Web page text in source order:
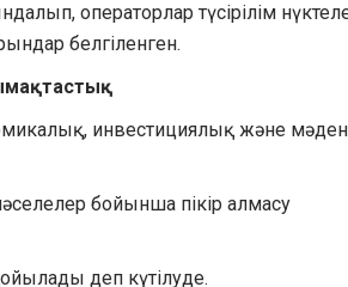
операторлар түсірілім
белгіленген.
инвестициялық және
бойынша пікір алмасу
деп күтілуде.